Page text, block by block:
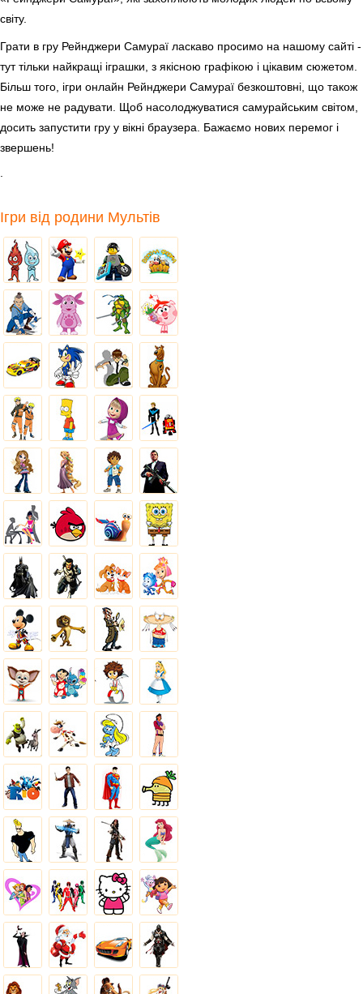
світу.
Грати в гру Рейнджери Самураї ласкаво просимо на нашому сайті -
тут тільки найкращі іграшки, з якісною графікою і цікавим сюжетом.
Більш того, ігри онлайн Рейнджери Самураї безкоштовні, що також
не може не радувати. Щоб насолоджуватися самурайським світом,
досить запустити гру у вікні браузера. Бажаємо нових перемог і
звершень!
Ігри від родини Мультів